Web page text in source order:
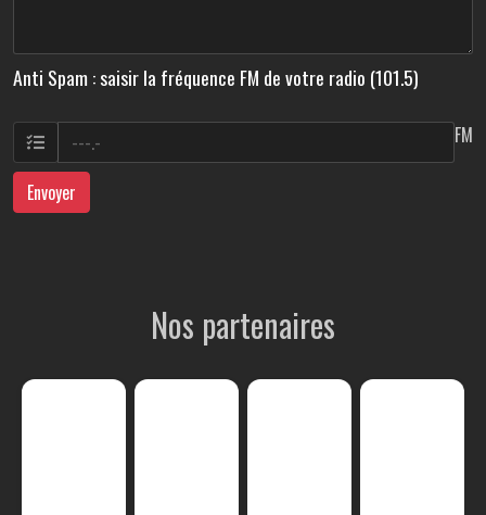
Anti Spam : saisir la fréquence FM de votre radio (101.5)
FM
Envoyer
Nos partenaires